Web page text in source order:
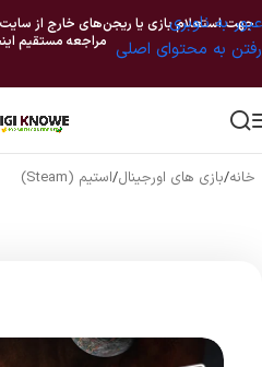
عبور به ناوبری
رفتن به محتوای اصلی
جهت استعلام بازی یا ریجن‌های خارج از سایت
مراجعه مستقیم
خانه/بازی های اورجینال/استیم (Steam)